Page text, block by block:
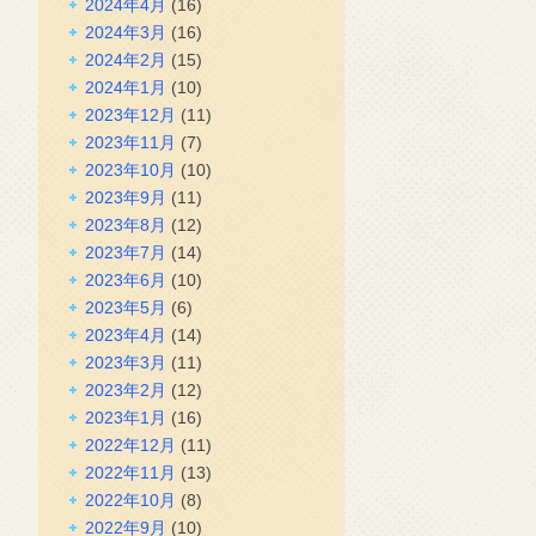
2024年4月 (16)
2024年3月 (16)
2024年2月 (15)
2024年1月 (10)
2023年12月 (11)
2023年11月 (7)
2023年10月 (10)
2023年9月 (11)
2023年8月 (12)
2023年7月 (14)
2023年6月 (10)
2023年5月 (6)
2023年4月 (14)
2023年3月 (11)
2023年2月 (12)
2023年1月 (16)
2022年12月 (11)
2022年11月 (13)
2022年10月 (8)
2022年9月 (10)